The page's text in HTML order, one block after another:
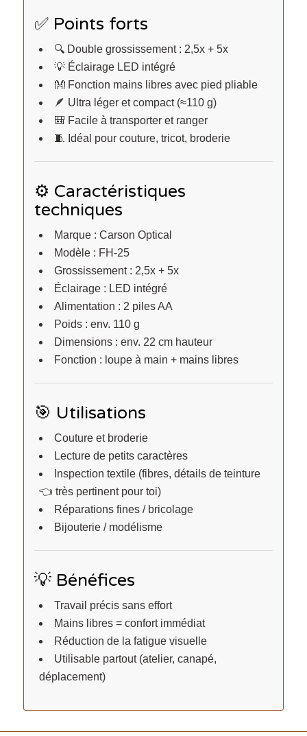
✅ Points forts
🔍 Double grossissement : 2,5x + 5x
💡 Éclairage LED intégré
👐 Fonction mains libres avec pied pliable
🪶 Ultra léger et compact (≈110 g)
🎒 Facile à transporter et ranger
🧵 Idéal pour couture, tricot, broderie
⚙️ Caractéristiques
techniques
Marque : Carson Optical
Modèle : FH-25
Grossissement : 2,5x + 5x
Éclairage : LED intégré
Alimentation : 2 piles AA
Poids : env. 110 g
Dimensions : env. 22 cm hauteur
Fonction : loupe à main + mains libres
🎯 Utilisations
Couture et broderie
Lecture de petits caractères
Inspection textile (fibres, détails de teinture
👈 très pertinent pour toi)
Réparations fines / bricolage
Bijouterie / modélisme
💡 Bénéfices
Travail précis sans effort
Mains libres = confort immédiat
Réduction de la fatigue visuelle
Utilisable partout (atelier, canapé,
déplacement)